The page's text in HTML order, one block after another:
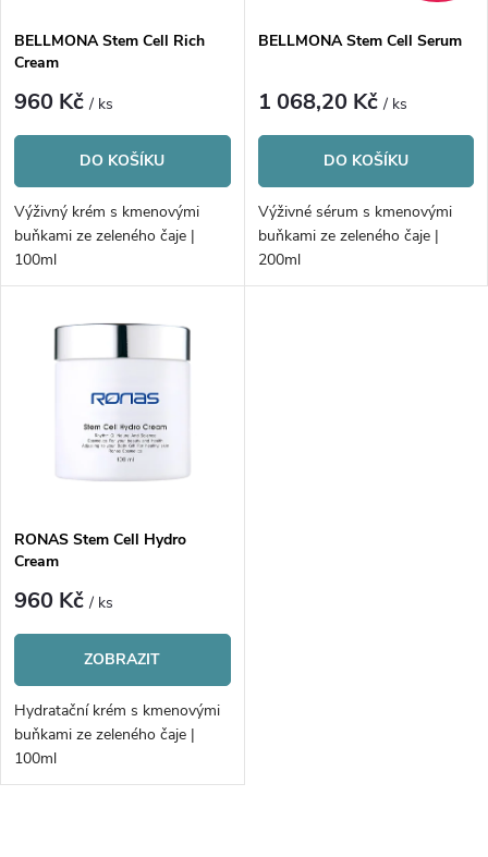
p
r
o
d
u
s
p
r
o
d
u
BELLMONA Stem Cell Rich
Cream
960 Kč/ ks
DO KOŠÍKU
Výživný krém s kmenovými
buňkami ze zeleného čaje |
100ml
BELLMONA Stem Cell Serum
1 068,20 Kč/ ks
DO KOŠÍKU
Výživné sérum s kmenovými
buňkami ze zeleného čaje |
200ml
RONAS Stem Cell Hydro
Cream
960 Kč/ ks
ZOBRAZIT
Hydratační krém s kmenovými
buňkami ze zeleného čaje |
100ml